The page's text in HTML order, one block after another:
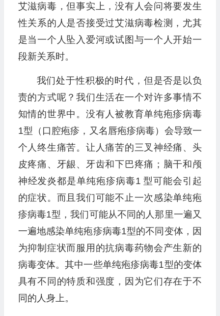
艾滋病毒，但事实上，没有人会问将要发生
性关系的人是否接受过艾滋病毒检测，尤其
是当一个人坠入爱河或试图与一个人开始一
段新关系时。
我们处于性积极的时代，但是否是以负
责的方式呢？我们生活在一个对许多事情不
知情的世界中。没有人被教育单纯疱疹病毒
1型（口腔疱疹，又名唇疱疹病毒）会导致一
个人终生痛苦。让人痛苦的三叉神经痛、头
皮疼痛、牙龈、牙齿和下巴疼痛；脑干和颅
神经发炎都是单纯疱疹病毒1 型可能会引起
的症状。而且我们可能不止一次感染单纯疱
疹病毒1型，我们可能从不同的人那里一遍又
一遍地感染单纯疱疹病毒1型的不同变体，因
为抑制症状而服用的抗病毒药物会产生新的
病毒变体。其中一些单纯疱疹病毒1型的变体
具有不同的特质和强度，因为它们存在于不
同的人身上。